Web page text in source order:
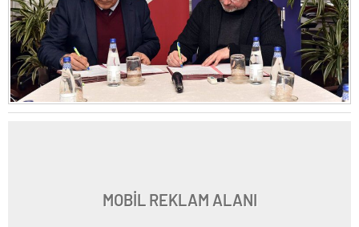
MOBİL REKLAM ALANI